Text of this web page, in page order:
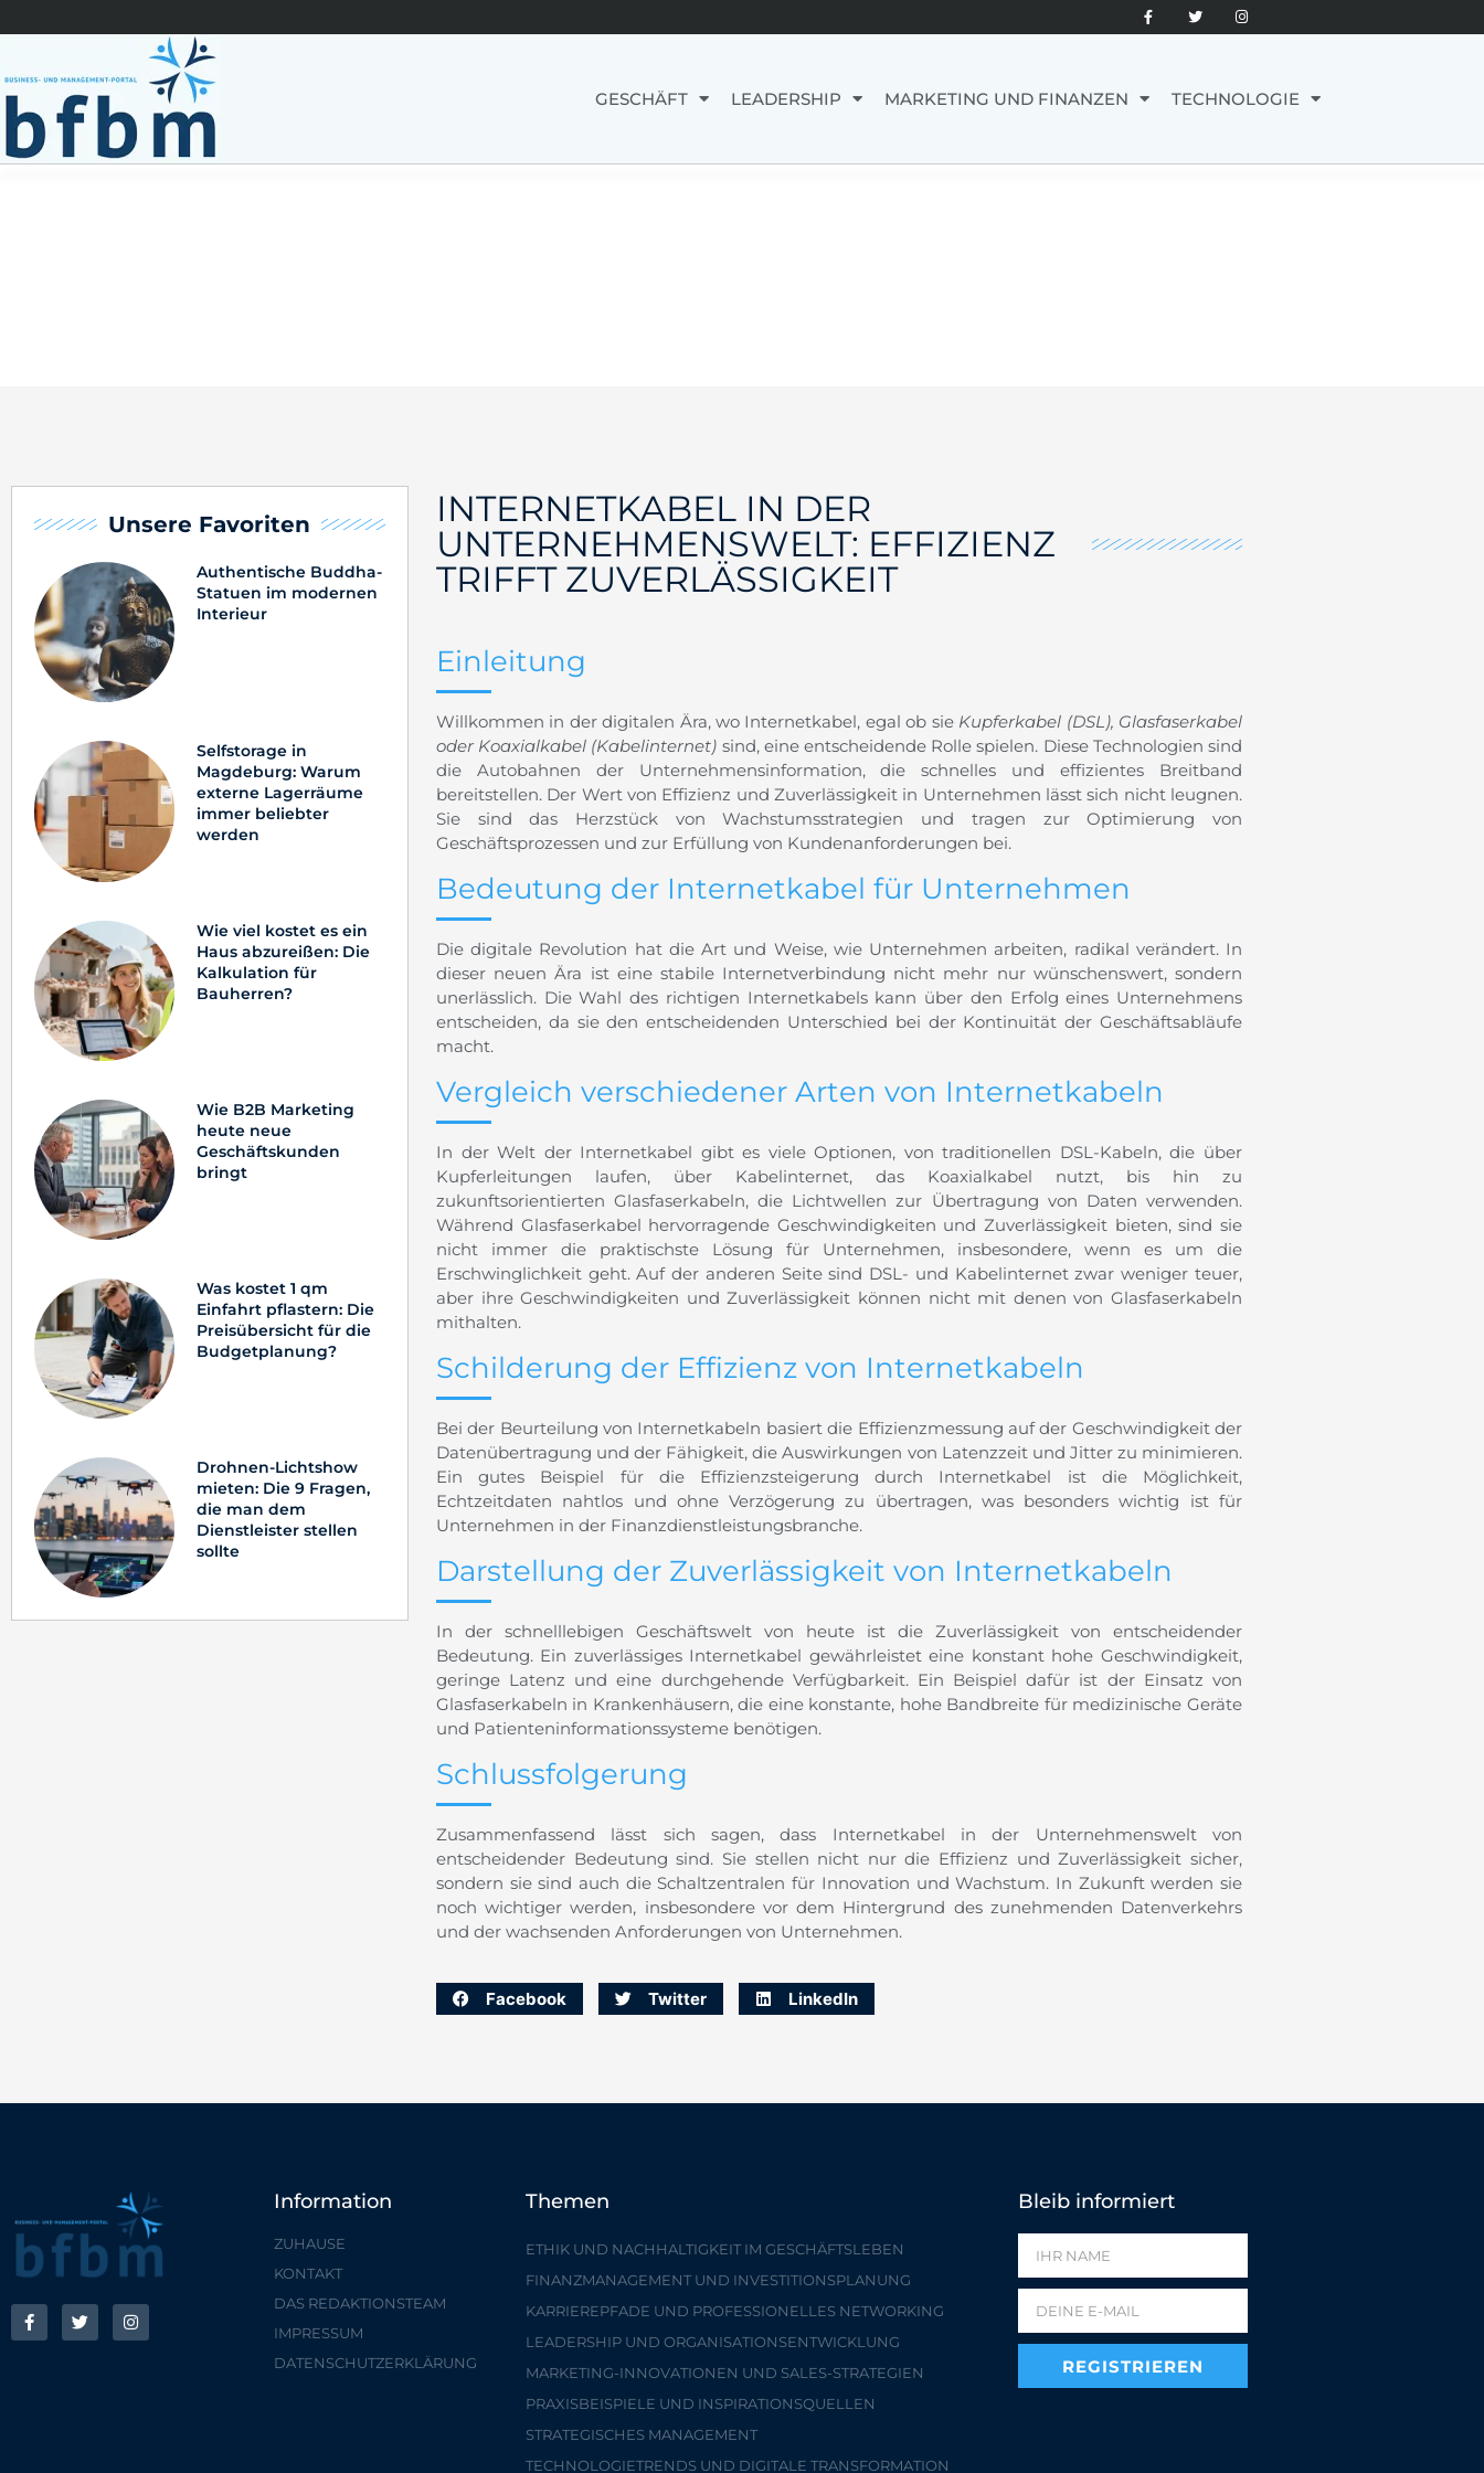
GESCHÄFT LEADERSHIP MARKETING UND FINANZEN TECHNOLOGIE
Unsere Favoriten
Authentische Buddha-
Statuen im modernen
Interieur
Selfstorage in
Magdeburg: Warum
externe Lagerräume
immer beliebter
werden
Wie viel kostet es ein
Haus abzureißen: Die
Kalkulation für
Bauherren?
Wie B2B Marketing
heute neue
Geschäftskunden
bringt
Was kostet 1 qm
Einfahrt pflastern: Die
Preisübersicht für die
Budgetplanung?
Drohnen-Lichtshow
mieten: Die 9 Fragen,
die man dem
Dienstleister stellen
sollte
INTERNETKABEL IN DER
UNTERNEHMENSWELT: EFFIZIENZ
TRIFFT ZUVERLÄSSIGKEIT
Einleitung
Willkommen in der digitalen Ära, wo Internetkabel, egal ob sie Kupferkabel (DSL), Glasfaserkabel
oder Koaxialkabel (Kabelinternet) sind, eine entscheidende Rolle spielen. Diese Technologien sind
die Autobahnen der Unternehmensinformation, die schnelles und effizientes Breitband
bereitstellen. Der Wert von Effizienz und Zuverlässigkeit in Unternehmen lässt sich nicht leugnen.
Sie sind das Herzstück von Wachstumsstrategien und tragen zur Optimierung von
Geschäftsprozessen und zur Erfüllung von Kundenanforderungen bei.
Bedeutung der Internetkabel für Unternehmen
Die digitale Revolution hat die Art und Weise, wie Unternehmen arbeiten, radikal verändert. In
dieser neuen Ära ist eine stabile Internetverbindung nicht mehr nur wünschenswert, sondern
unerlässlich. Die Wahl des richtigen Internetkabels kann über den Erfolg eines Unternehmens
entscheiden, da sie den entscheidenden Unterschied bei der Kontinuität der Geschäftsabläufe
macht.
Vergleich verschiedener Arten von Internetkabeln
In der Welt der Internetkabel gibt es viele Optionen, von traditionellen DSL-Kabeln, die über
Kupferleitungen laufen, über Kabelinternet, das Koaxialkabel nutzt, bis hin zu
zukunftsorientierten Glasfaserkabeln, die Lichtwellen zur Übertragung von Daten verwenden.
Während Glasfaserkabel hervorragende Geschwindigkeiten und Zuverlässigkeit bieten, sind sie
nicht immer die praktischste Lösung für Unternehmen, insbesondere, wenn es um die
Erschwinglichkeit geht. Auf der anderen Seite sind DSL- und Kabelinternet zwar weniger teuer,
aber ihre Geschwindigkeiten und Zuverlässigkeit können nicht mit denen von Glasfaserkabeln
mithalten.
Schilderung der Effizienz von Internetkabeln
Bei der Beurteilung von Internetkabeln basiert die Effizienzmessung auf der Geschwindigkeit der
Datenübertragung und der Fähigkeit, die Auswirkungen von Latenzzeit und Jitter zu minimieren.
Ein gutes Beispiel für die Effizienzsteigerung durch Internetkabel ist die Möglichkeit,
Echtzeitdaten nahtlos und ohne Verzögerung zu übertragen, was besonders wichtig ist für
Unternehmen in der Finanzdienstleistungsbranche.
Darstellung der Zuverlässigkeit von Internetkabeln
In der schnelllebigen Geschäftswelt von heute ist die Zuverlässigkeit von entscheidender
Bedeutung. Ein zuverlässiges Internetkabel gewährleistet eine konstant hohe Geschwindigkeit,
geringe Latenz und eine durchgehende Verfügbarkeit. Ein Beispiel dafür ist der Einsatz von
Glasfaserkabeln in Krankenhäusern, die eine konstante, hohe Bandbreite für medizinische Geräte
und Patienteninformationssysteme benötigen.
Schlussfolgerung
Zusammenfassend lässt sich sagen, dass Internetkabel in der Unternehmenswelt von
entscheidender Bedeutung sind. Sie stellen nicht nur die Effizienz und Zuverlässigkeit sicher,
sondern sie sind auch die Schaltzentralen für Innovation und Wachstum. In Zukunft werden sie
noch wichtiger werden, insbesondere vor dem Hintergrund des zunehmenden Datenverkehrs
und der wachsenden Anforderungen von Unternehmen.
Facebook Twitter LinkedIn
Information
ZUHAUSE
KONTAKT
DAS REDAKTIONSTEAM
IMPRESSUM
DATENSCHUTZERKLÄRUNG
Themen
ETHIK UND NACHHALTIGKEIT IM GESCHÄFTSLEBEN
FINANZMANAGEMENT UND INVESTITIONSPLANUNG
KARRIEREPFADE UND PROFESSIONELLES NETWORKING
LEADERSHIP UND ORGANISATIONSENTWICKLUNG
MARKETING-INNOVATIONEN UND SALES-STRATEGIEN
PRAXISBEISPIELE UND INSPIRATIONSQUELLEN
STRATEGISCHES MANAGEMENT
TECHNOLOGIETRENDS UND DIGITALE TRANSFORMATION
Bleib informiert
REGISTRIEREN